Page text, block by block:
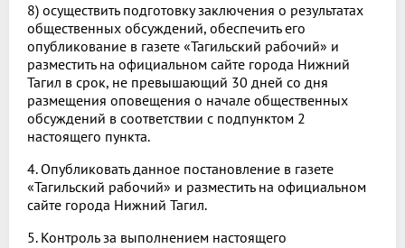
8) осуществить подготовку заключения о результатах
общественных обсуждений, обеспечить его
опубликование в газете «Тагильский рабочий» и
разместить на официальном сайте города Нижний
Тагил в срок, не превышающий 30 дней со дня
размещения оповещения о начале общественных
обсуждений в соответствии с подпунктом 2
настоящего пункта.
4. Опубликовать данное постановление в газете
«Тагильский рабочий» и разместить на официальном
сайте города Нижний Тагил.
5. Контроль за выполнением настоящего